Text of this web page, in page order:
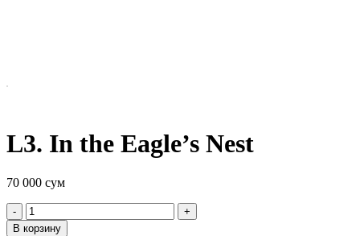
L3. In the Eagle’s Nest
70 000 сум
Quantity
В корзину